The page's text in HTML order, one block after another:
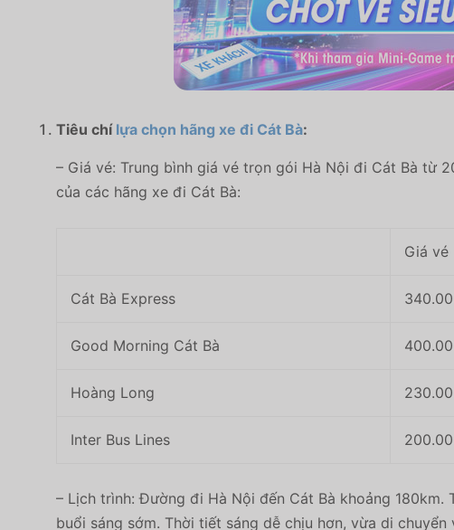
Tiêu chí lựa chọn hãng xe đi Cát Bà:
– Giá vé: Trung bình giá vé trọn gói Hà Nội đi Cát Bà từ
của các hãng xe đi Cát Bà:
Giá vé
Cát Bà Express
Good Morning Cát Bà
Hoàng Long
Inter Bus Lines
– Lịch trình: Đường đi Hà Nội đến Cát Bà khoảng
buổi sáng sớm. Thời tiết sáng dễ chịu hơn, vừa di